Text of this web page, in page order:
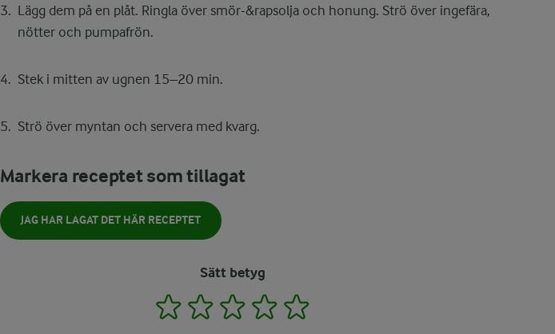
Lägg dem på en plåt. Ringla över smör-&rapsolja och honung. Strö över ingefära,
nötter och pumpafrön.
Stek i mitten av ugnen 15–20 min.
Strö över myntan och servera med kvarg.
Markera receptet som tillagat
JAG HAR LAGAT DET HÄR RECEPTET
Sätt betyg
1 2 3 4